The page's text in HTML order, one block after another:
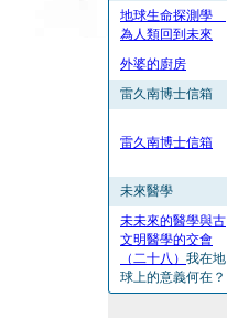
地球生命探測學
為人類回到未來
外婆的廚房
雷久南博士信箱
雷久南博士信箱
未來醫學
未未來的醫學與古
文明醫學的交會
（二十八） 我在地
球上的意義何在？